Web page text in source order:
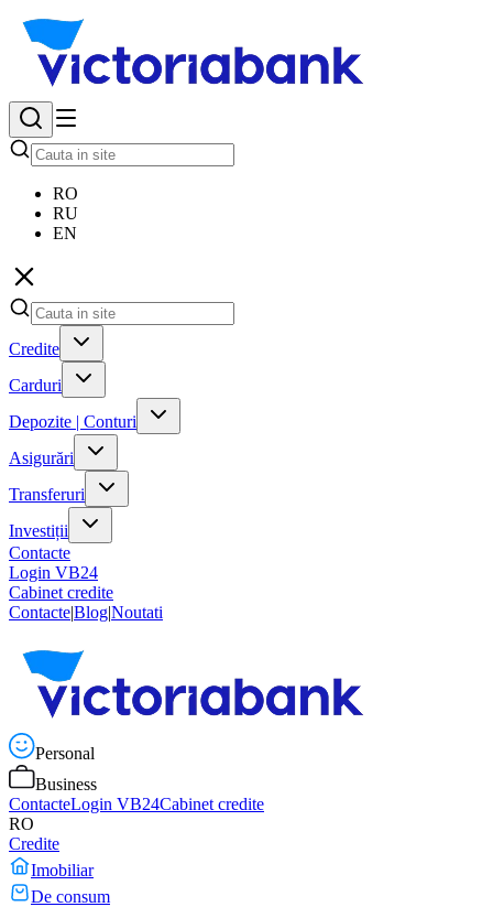
RO
RU
EN
Credite
Carduri
Depozite | Conturi
Asigurări
Transferuri
Investiții
Contacte
Login VB24
Cabinet credite
Contacte|Blog|Noutati
Personal
Business
ContacteLogin VB24Cabinet credite
RO
Credite
Imobiliar
De consum